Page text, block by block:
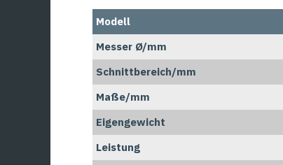
Modell
Messer Ø/mm
Schnittbereich/mm
Maße/mm
Eigengewicht
Leistung